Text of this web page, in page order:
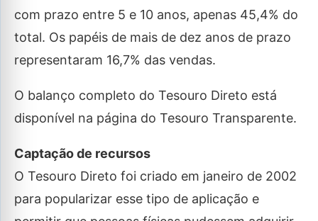
com prazo entre 5 e 10 anos, apenas 45,4% do
total. Os papéis de mais de dez anos de prazo
representaram 16,7% das vendas.
O balanço completo do Tesouro Direto está
disponível na página do Tesouro Transparente.
Captação de recursos
O Tesouro Direto foi criado em janeiro de 2002
para popularizar esse tipo de aplicação e